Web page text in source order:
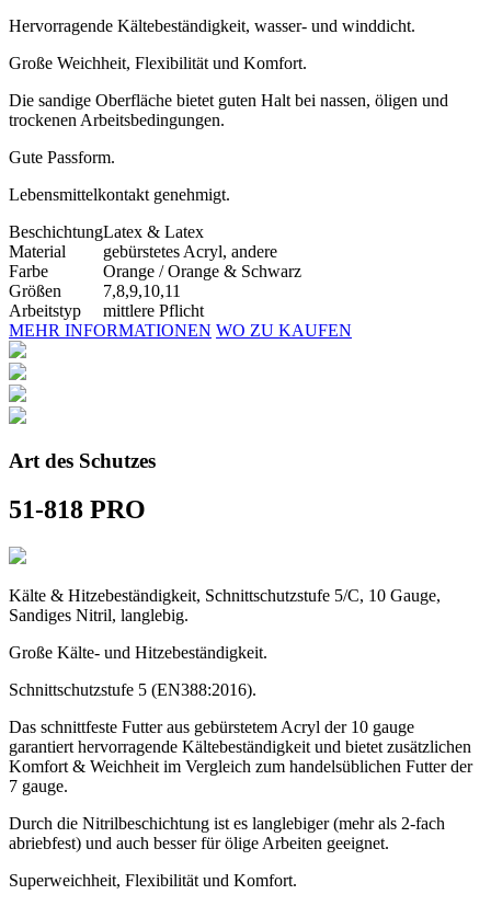
Hervorragende Kältebeständigkeit, wasser- und winddicht.
Große Weichheit, Flexibilität und Komfort.
Die sandige Oberfläche bietet guten Halt bei nassen, öligen und
trockenen Arbeitsbedingungen.
Gute Passform.
Lebensmittelkontakt genehmigt.
BeschichtungLatex & Latex
Material
gebürstetes Acryl, andere
Farbe
Orange /Orange & Schwarz
Größen
7,8,9,10,11
Arbeitstyp
mittlere Pflicht
MEHR INFORMATIONEN WO ZU KAUFEN
Art des Schutzes
51-818 PRO
Kälte & Hitzebeständigkeit, Schnittschutzstufe 5/C, 10 Gauge,
Sandiges Nitril, langlebig.
Große Kälte- und Hitzebeständigkeit.
Schnittschutzstufe 5 (EN388:2016).
Das schnittfeste Futter aus gebürstetem Acryl der 10 gauge
garantiert hervorragende Kältebeständigkeit und bietet zusätzlichen
Komfort & Weichheit im Vergleich zum handelsüblichen Futter der
7 gauge.
Durch die Nitrilbeschichtung ist es langlebiger (mehr als 2-fach
abriebfest) und auch besser für ölige Arbeiten geeignet.
Superweichheit, Flexibilität und Komfort.